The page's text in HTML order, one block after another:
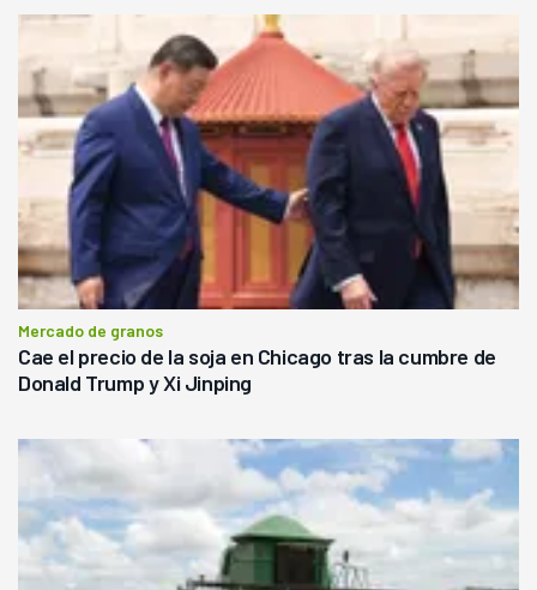
Mercado de granos
Cae el precio de la soja en Chicago tras la cumbre de
Donald Trump y Xi Jinping